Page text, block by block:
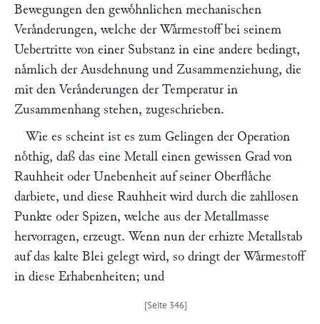
Bewegungen den gewoͤhnlichen mechanischen
Veraͤnderungen, welche der Waͤrmestoff bei seinem
Uebertritte von einer Substanz in eine andere bedingt,
naͤmlich der Ausdehnung und Zusammenziehung, die
mit den Veraͤnderungen der Temperatur in
Zusammenhang stehen, zugeschrieben.
Wie es scheint ist es zum Gelingen der Operation
noͤthig, daß das eine Metall einen gewissen Grad von
Rauhheit oder Unebenheit auf seiner Oberflaͤche
darbiete, und diese Rauhheit wird durch die zahllosen
Punkte oder Spizen, welche aus der Metallmasse
hervorragen, erzeugt. Wenn nun der erhizte Metallstab
auf das kalte Blei gelegt wird, so dringt der Waͤrmestoff
in diese Erhabenheiten; und